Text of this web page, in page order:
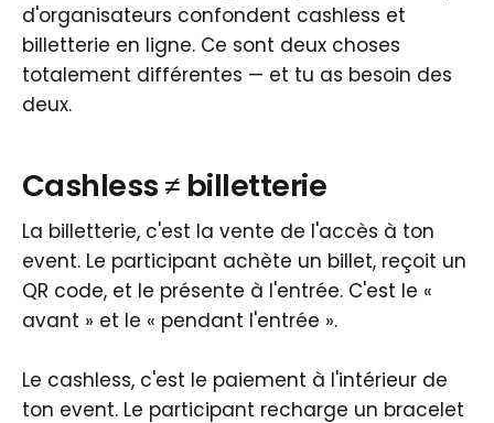
d'organisateurs confondent cashless et
billetterie en ligne. Ce sont deux choses
totalement différentes — et tu as besoin des
deux.
Cashless ≠ billetterie
La billetterie, c'est la vente de l'accès à ton
event. Le participant achète un billet, reçoit un
QR code, et le présente à l'entrée. C'est le «
avant » et le « pendant l'entrée ».
Le cashless, c'est le paiement à l'intérieur de
ton event. Le participant recharge un bracelet